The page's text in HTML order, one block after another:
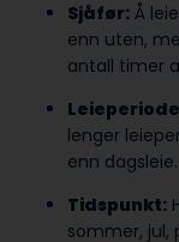
Sjåfør: Å
enn uten,
antall timer
lenger
enn dagsleie.
Tidspunkt:
sommer, jul,